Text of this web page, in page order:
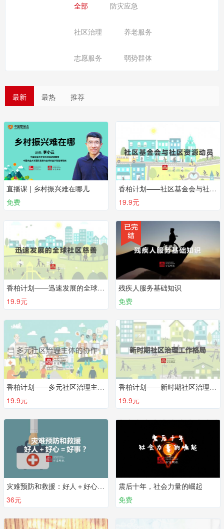
全部 防灾应急
社区治理 养老服务
志愿服务 弱势群体
最新 最热 推荐
直播课 | 乡村振兴难在哪儿
免费
香柏计划——社区基金会与社区资源动员
19.9元
香柏计划——迅速发展的全球社区慈善
19.9元
残疾人服务基础知识
免费
香柏计划——多元社区治理主体的协作
19.9元
香柏计划——新时期社区治理工作格局
19.9元
灾难预防和救援：好人＋好心＝好事？
36元
震后十年，社会力量的崛起
免费